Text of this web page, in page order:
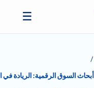
/
السوق الرقمية: الريادة في